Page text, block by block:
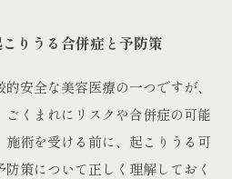
りうる合併症と予防策
安全な美容医療の一つですが、
ごくまれにリスクや合併症の可能
術を受ける前に、起こりうる可
策について正しく理解しておく